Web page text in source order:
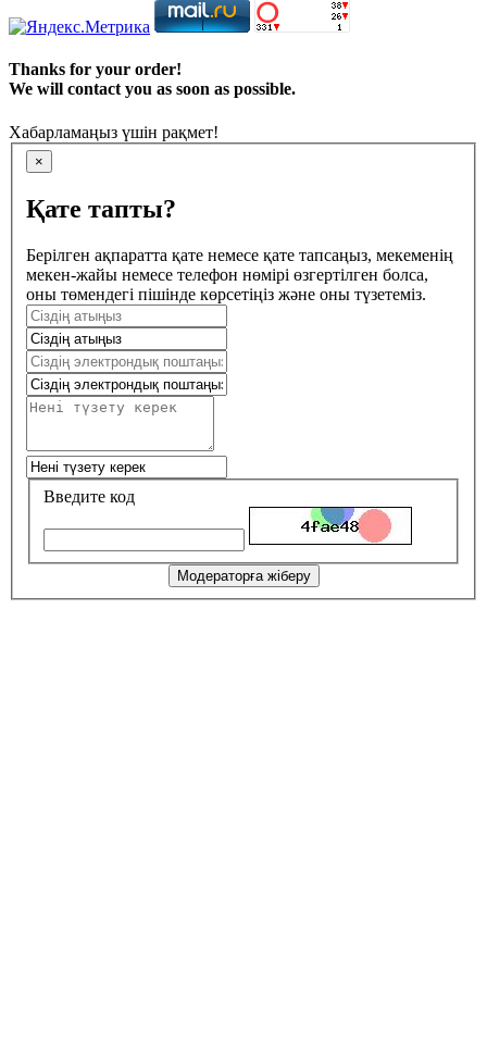
Thanks for your order!
We will contact you as soon as possible.
Хабарламаңыз үшін рақмет!
×
Қате тапты?
Берілген ақпаратта қате немесе қате тапсаңыз, мекеменің
мекен-жайы немесе телефон нөмірі өзгертілген болса,
оны төмендегі пішінде көрсетіңіз және оны түзетеміз.
Введите код
Модераторға жіберу